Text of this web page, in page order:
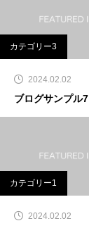
カテゴリー3
2024.02.02
ブログサンプル7
カテゴリー1
2024.02.02